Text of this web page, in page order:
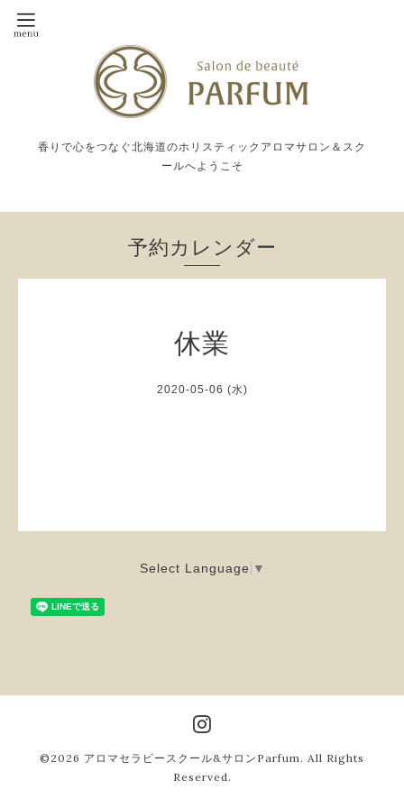
香りで心をつなぐ北海道のホリスティックアロマサロン＆スク
ールへようこそ
予約カレンダー
休業
2020-05-06 (水)
Select Language ▼
©2026 アロマセラピースクール&サロンParfum . All Rights
Reserved.